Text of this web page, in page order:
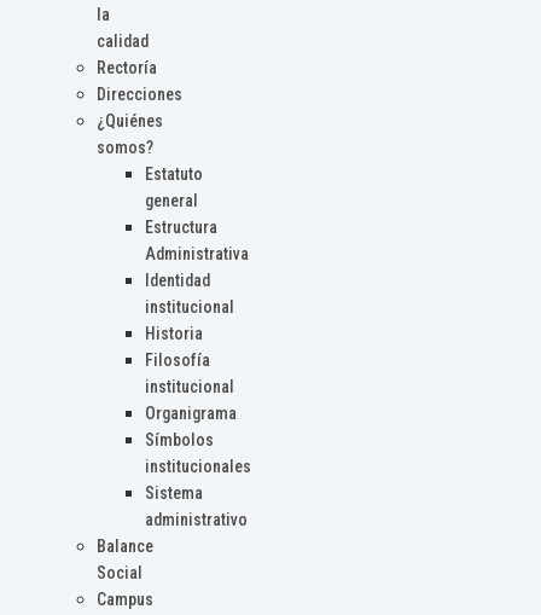
la
calidad
Rectoría
Direcciones
¿Quiénes
somos?
Estatuto
general
Estructura
Administrativa
Identidad
institucional
Historia
Filosofía
institucional
Organigrama
Símbolos
institucionales
Sistema
administrativo
Balance
Social
Campus